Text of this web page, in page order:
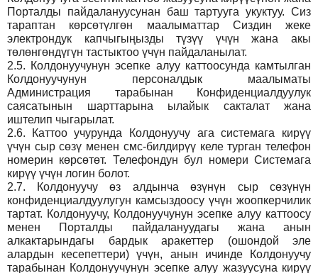
Порталды пайдалануусунан баш тартууга укуктуу. Сиз
тараптан көрсөтүлгөн маалыматтар Сиздин жеке
электрондук капчыгыңызды түзүү үчүн жана акы
төлөнгөндүгүн тастыктоо үчүн пайдаланылат.
2.5. Колдонуучунун эсепке алуу каттоосунда камтылган
Колдонуучунун персоналдык маалыматы
Администрация тарабынан Конфиденциалдуулук
саясатынын шарттарына ылайык сакталат жана
иштелип чыгарылат.
2.6.
Каттоо учурунда Колдонуучу ага системага кирүү
үчүн сыр сөзү менен смс-билдирүү келе турган телефон
номерин көрсөтөт. Телефондун бул номери Системага
кирүү үчүн логин болот.
2.7.
Колдонуучу өз алдынча өзүнүн сыр сөзүнүн
конфиденциалдуулугун камсыздоосу үчүн жоопкерчилик
тартат. Колдонуучу, Колдонуучунун эсепке алуу каттоосу
менен Порталды пайдалануудагы жана анын
алкактарындагы бардык аракеттер (ошондой эле
алардын кесепеттери) үчүн, анын ичинде Колдонуучу
тарабынан Колдонуучунун эсепке алуу жазуусуна кирүү